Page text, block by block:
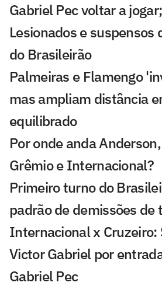
Gabriel Pec voltar a
Lesionados e suspensos
do Brasileirão
Palmeiras e Flamengo
mas ampliam distância
equilibrado
Por onde anda
Grêmio e Internacional?
Primeiro turno do
padrão de demissões de
Internacional x Cruzeiro:
Victor Gabriel por
Gabriel Pec